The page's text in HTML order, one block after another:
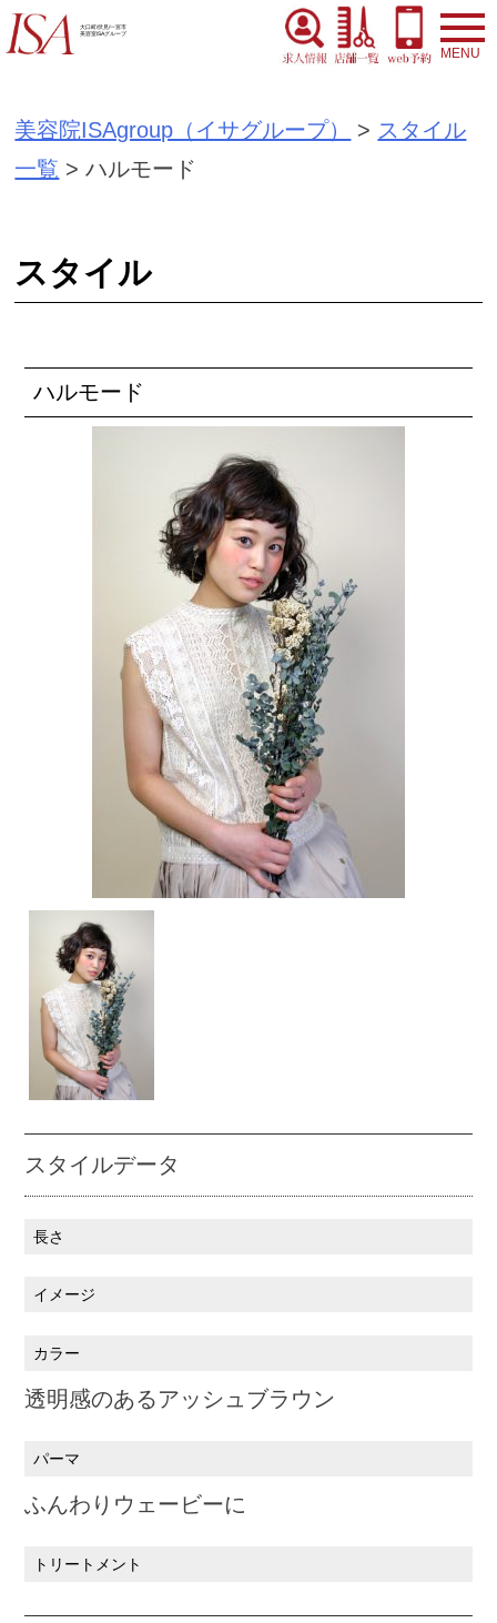
S
k
大口町/伏見/一宮市
美容室ISAグループ
美容院ISAgroup（イサグループ） > スタイル
一覧 >ハルモード
スタイル
ハルモード
スタイルデータ
長さ
イメージ
カラー
透明感のあるアッシュブラウン
パーマ
ふんわりウェービーに
トリートメント